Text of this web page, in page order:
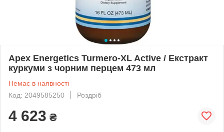
Apex Energetics Turmero-XL Active / Екстракт
куркуми з чорним перцем 473 мл
Немає в наявності
Код: 2049585250
Роздріб
4 623 ₴